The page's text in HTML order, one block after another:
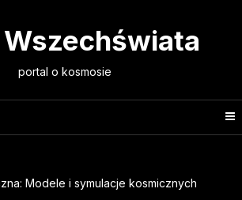
portal o kosmosie
Modele i symulacje kosmicznych